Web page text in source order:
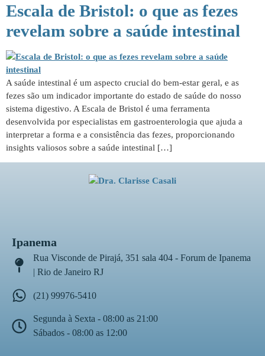
Escala de Bristol: o que as fezes
revelam sobre a saúde intestinal
A saúde intestinal é um aspecto crucial do bem-estar geral, e as
fezes são um indicador importante do estado de saúde do nosso
sistema digestivo. A Escala de Bristol é uma ferramenta
desenvolvida por especialistas em gastroenterologia que ajuda a
interpretar a forma e a consistência das fezes, proporcionando
insights valiosos sobre a saúde intestinal […]
Ipanema
Rua Visconde de Pirajá, 351 sala 404 - Forum de Ipanema
| Rio de Janeiro RJ
(21) 99976-5410
Segunda à Sexta - 08:00 as 21:00
Sábados - 08:00 as 12:00